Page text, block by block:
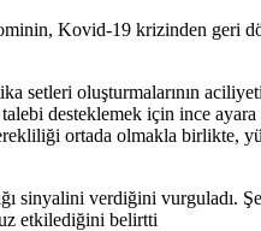
Kovid-19 krizinden geri
setleri oluşturmalarının
desteklemek için ince
ortada olmakla birlikte,
sinyalini verdiğini vurguladı.
etkilediğini belirtti